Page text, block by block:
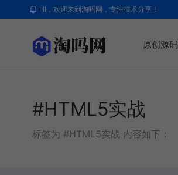
HI，欢迎来到淘吗网，专注技术分享！
原创源码
#HTML5实战
标签为 #HTML5实战 内容如下：